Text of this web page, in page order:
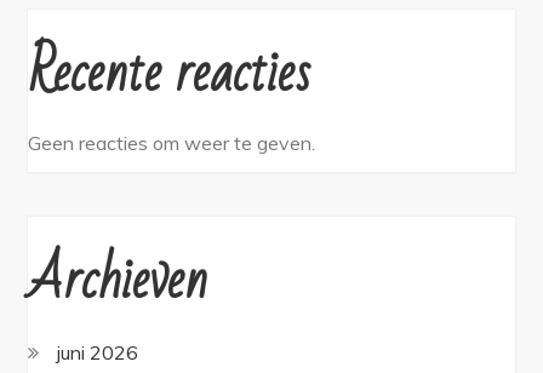
Recente reacties
Geen reacties om weer te geven.
Archieven
juni 2026